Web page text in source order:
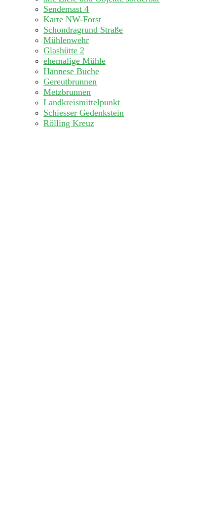
Sendemast 4
Karte NW-Forst
Schondragrund Straße
Mühlenwehr
Glashütte 2
ehemalige Mühle
Hannese Buche
Gereutbrunnen
Metzbrunnen
Landkreismittelpunkt
Schiesser Gedenkstein
Rölling Kreuz